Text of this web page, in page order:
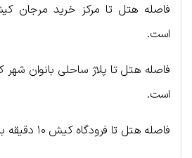
است.
است.
فاصله هتل تا فرودگاه کیش ۱۰ دقیقه با ماشین است.